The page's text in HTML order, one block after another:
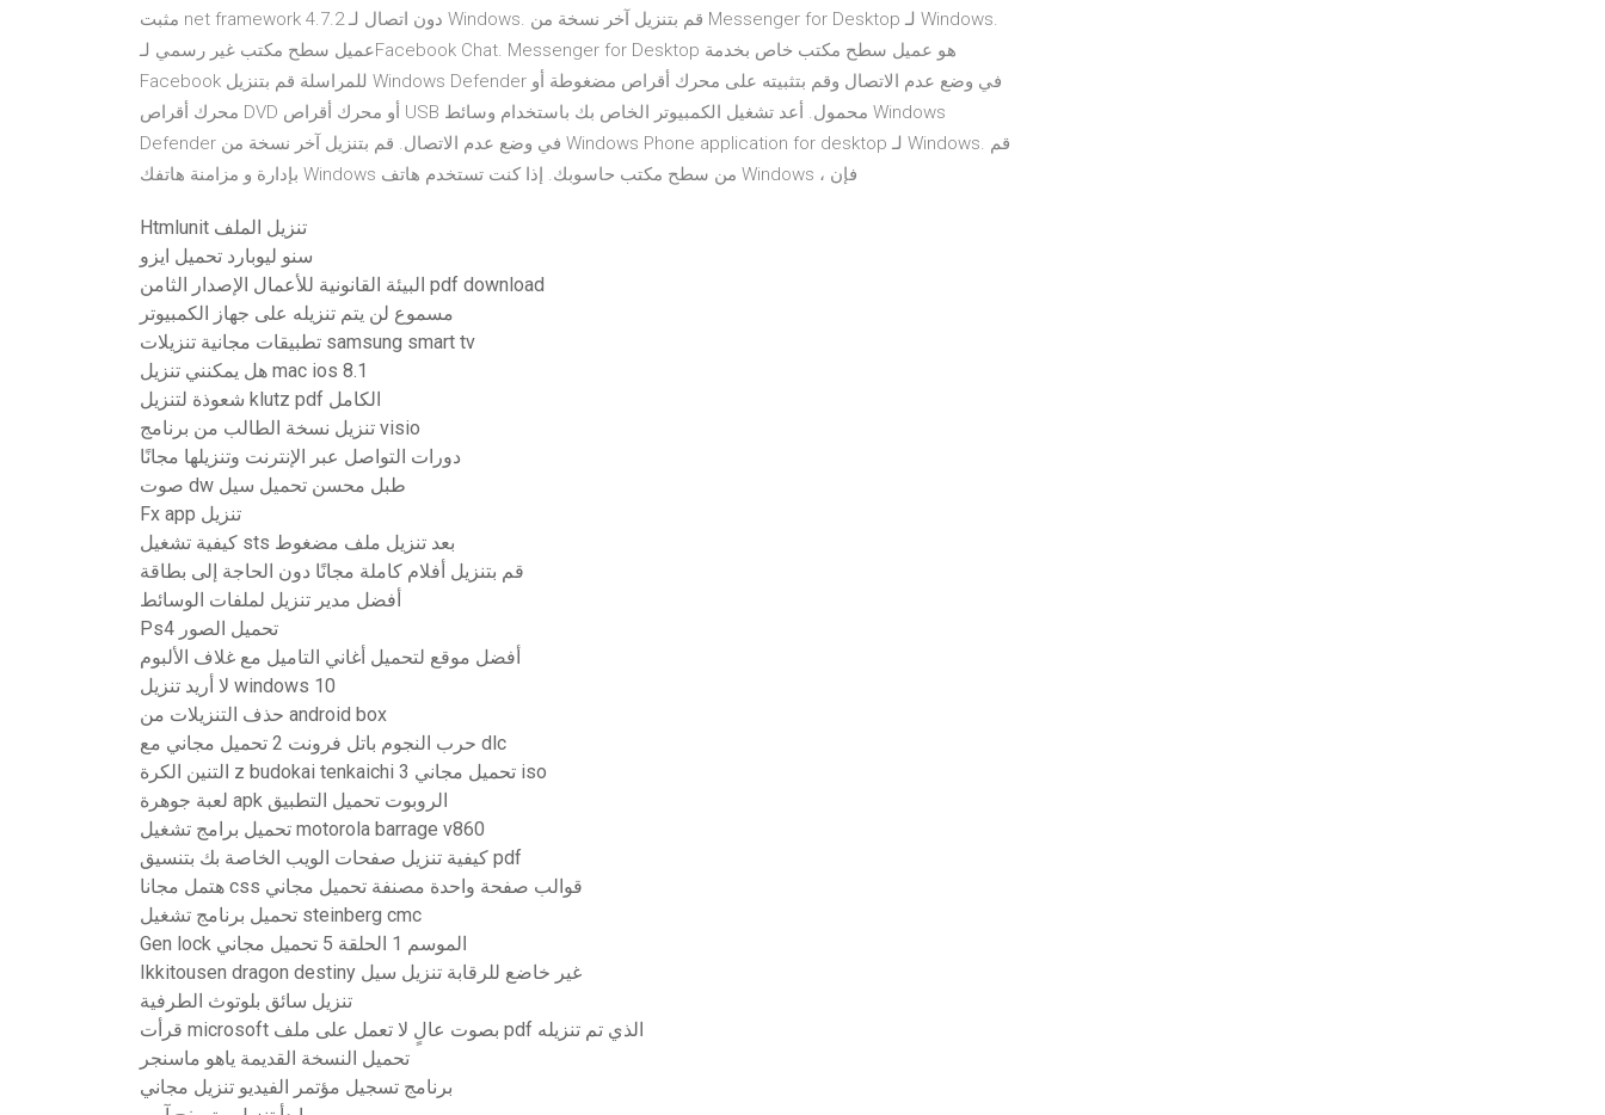
مثبت net framework 4.7.2 دون اتصال لـ Windows. قم بتنزيل آخر نسخة من Messenger for Desktop لـ Windows.
عميل سطح مكتب غير رسمي لـFacebook Chat. Messenger for Desktop هو عميل سطح مكتب خاص بخدمة
Facebook للمراسلة قم بتنزيل Windows Defender في وضع عدم الاتصال وقم بتثبيته على محرك أقراص مضغوطة أو
محرك أقراص DVD أو محرك أقراص USB محمول. أعد تشغيل الكمبيوتر الخاص بك باستخدام وسائط Windows
Defender في وضع عدم الاتصال. قم بتنزيل آخر نسخة من Windows Phone application for desktop لـ Windows. قم
بإدارة و مزامنة هاتفك Windows من سطح مكتب حاسوبك. إذا كنت تستخدم هاتف Windows ، فإن
Htmlunit تنزيل الملف
سنو ليوبارد تحميل ايزو
البيئة القانونية للأعمال الإصدار الثامن pdf download
مسموع لن يتم تنزيله على جهاز الكمبيوتر
تطبيقات مجانية تنزيلات samsung smart tv
هل يمكنني تنزيل mac ios 8.1
شعوذة لتنزيل klutz pdf الكامل
تنزيل نسخة الطالب من برنامج visio
دورات التواصل عبر الإنترنت وتنزيلها مجانًا
صوت dw طبل محسن تحميل سيل
Fx app تنزيل
كيفية تشغيل sts بعد تنزيل ملف مضغوط
قم بتنزيل أفلام كاملة مجانًا دون الحاجة إلى بطاقة
أفضل مدير تنزيل لملفات الوسائط
Ps4 تحميل الصور
أفضل موقع لتحميل أغاني التاميل مع غلاف الألبوم
لا أريد تنزيل windows 10
حذف التنزيلات من android box
حرب النجوم باتل فرونت 2 تحميل مجاني مع dlc
التنين الكرة z budokai tenkaichi 3 تحميل مجاني iso
لعبة جوهرة apk الروبوت تحميل التطبيق
تحميل برامج تشغيل motorola barrage v860
كيفية تنزيل صفحات الويب الخاصة بك بتنسيق pdf
هتمل مجانا css قوالب صفحة واحدة مصنفة تحميل مجاني
تحميل برنامج تشغيل steinberg cmc
Gen lock الموسم 1 الحلقة 5 تحميل مجاني
Ikkitousen dragon destiny غير خاضع للرقابة تنزيل سيل
تنزيل سائق بلوتوث الطرفية
قرأت microsoft بصوت عالٍ لا تعمل على ملف pdf الذي تم تنزيله
تحميل النسخة القديمة ياهو ماسنجر
برنامج تسجيل مؤتمر الفيديو تنزيل مجاني